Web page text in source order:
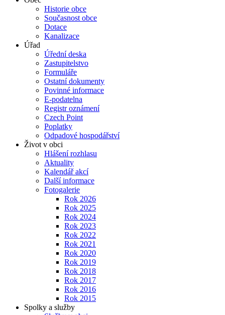
Historie obce
Současnost obce
Dotace
Kanalizace
Úřad
Úřední deska
Zastupitelstvo
Formuláře
Ostatní dokumenty
Povinné informace
E-podatelna
Registr oznámení
Czech Point
Poplatky
Odpadové hospodářství
Život v obci
Hlášení rozhlasu
Aktuality
Kalendář akcí
Další informace
Fotogalerie
Rok 2026
Rok 2025
Rok 2024
Rok 2023
Rok 2022
Rok 2021
Rok 2020
Rok 2019
Rok 2018
Rok 2017
Rok 2016
Rok 2015
Spolky a služby